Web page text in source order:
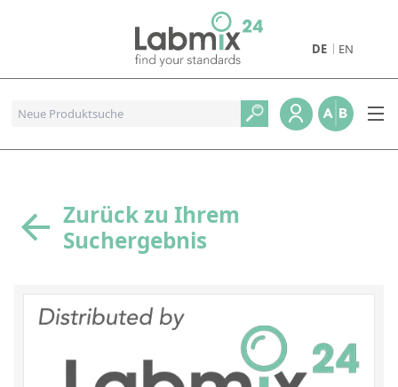
DE EN
Referenzstandards für die Industrie und Geologie
Referenzstandards für die Umweltanalytik
Referenzstandards für physikalische Eigenschaften
Organische Referenzstandards
Zurück zu Ihrem
Suchergebnis